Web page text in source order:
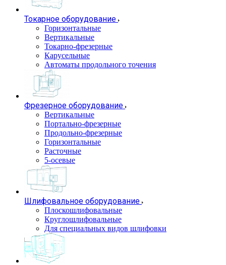
Токарное оборудование
Горизонтальные
Вертикальные
Токарно-фрезерные
Карусельные
Автоматы продольного точения
Фрезерное оборудование
Вертикальные
Портально-фрезерные
Продольно-фрезерные
Горизонтальные
Расточные
5-осевые
Шлифовальное оборудование
Плоскошлифовальные
Круглошлифовальные
Для специальных видов шлифовки